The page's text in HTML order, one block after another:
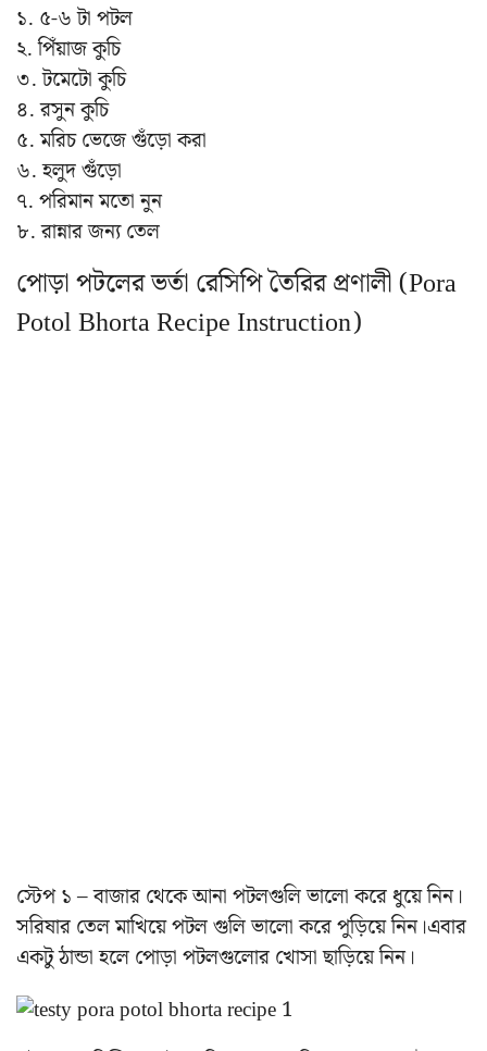
১. ৫-৬ টা পটল
২. পিঁয়াজ কুচি
৩. টমেটো কুচি
৪. রসুন কুচি
৫. মরিচ ভেজে গুঁড়ো করা
৬. হলুদ গুঁড়ো
৭. পরিমান মতো নুন
৮. রান্নার জন্য তেল
পোড়া পটলের ভর্তা রেসিপি তৈরির প্রণালী (Pora
Potol Bhorta Recipe Instruction)
স্টেপ ১ – বাজার থেকে আনা পটলগুলি ভালো করে ধুয়ে নিন।
সরিষার তেল মাখিয়ে পটল গুলি ভালো করে পুড়িয়ে নিন।এবার
একটু ঠান্ডা হলে পোড়া পটলগুলোর খোসা ছাড়িয়ে নিন।